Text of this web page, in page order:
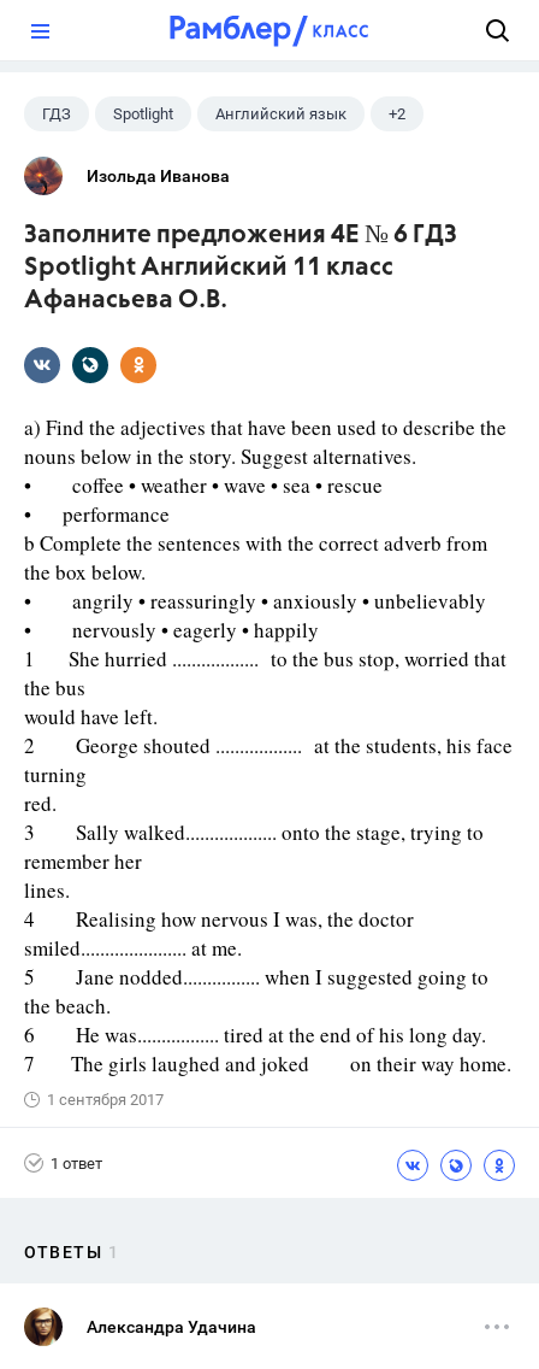
ГДЗ Spotlight Английский язык +2
11 класс
Изольда Иванова
Заполните предложения 4E № 6 ГДЗ
Spotlight Английский 11 класс
Афанасьева О.В.
a) Find the adjectives that have been used to describe the
nouns below in the story. Suggest alternatives.
• coffee • weather • wave • sea • rescue
• performance
b Complete the sentences with the correct adverb from
the box below.
• angrily • reassuringly • anxiously • unbelievably
• nervously • eagerly • happily
1 She hurried .................. to the bus stop, worried that
the bus
would have left.
2 George shouted .................. at the students, his face
turning
red.
3 Sally walked................... onto the stage, trying to
remember her
lines.
4 Realising how nervous I was, the doctor
smiled...................... at me.
5 Jane nodded................ when I suggested going to
the beach.
6 He was................. tired at the end of his long day.
7 The girls laughed and joked on their way home.
1 сентября 2017
1 ответ
ОТВЕТЫ 1
Александра Удачина